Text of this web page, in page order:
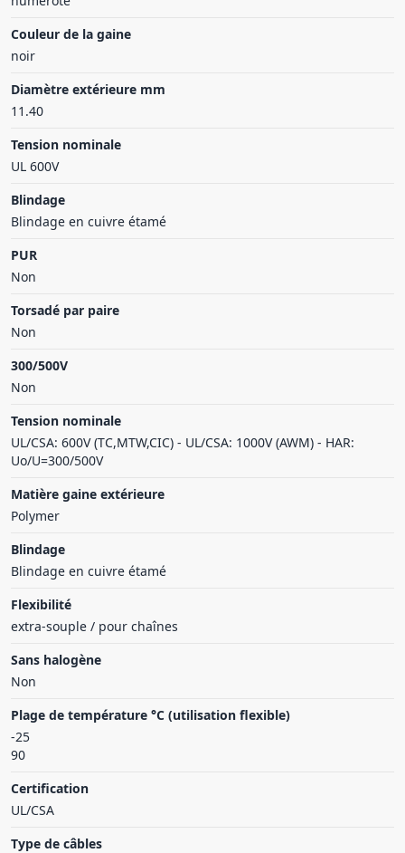
Couleur de la gaine
noir
Diamètre extérieure mm
11.40
Tension nominale
UL 600V
Blindage
Blindage en cuivre étamé
PUR
Non
Torsadé par paire
Non
300/500V
Non
Tension nominale
UL/CSA: 600V (TC,MTW,CIC) - UL/CSA: 1000V (AWM) - HAR:
Uo/U=300/500V
Matière gaine extérieure
Polymer
Blindage
Blindage en cuivre étamé
Flexibilité
extra-souple / pour chaînes
Sans halogène
Non
Plage de température °C (utilisation flexible)
-25
90
Certification
UL/CSA
Type de câbles